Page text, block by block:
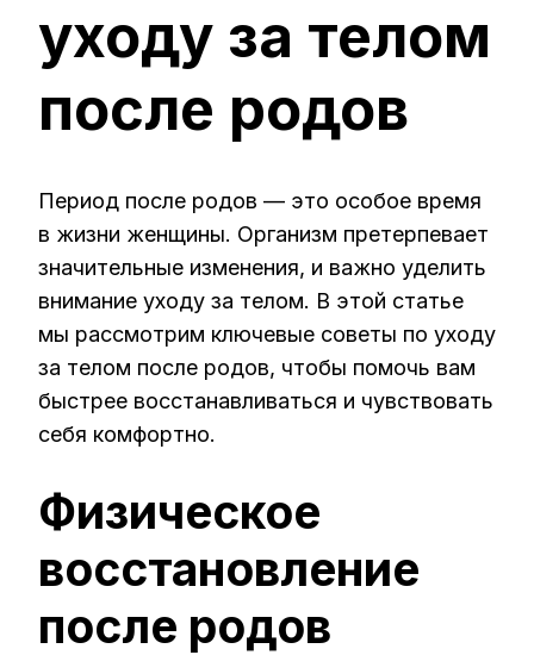
ПОСЛЕ
РОДОВ
уходу за телом
после родов
Период после родов — это особое время
в жизни женщины. Организм претерпевает
значительные изменения, и важно уделить
внимание уходу за телом. В этой статье
мы рассмотрим ключевые советы по уходу
за телом после родов, чтобы помочь вам
быстрее восстанавливаться и чувствовать
себя комфортно.
Физическое
восстановление
после родов